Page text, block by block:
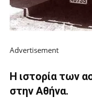
Advertisement
Η ιστορία των
στην Αθήνα.